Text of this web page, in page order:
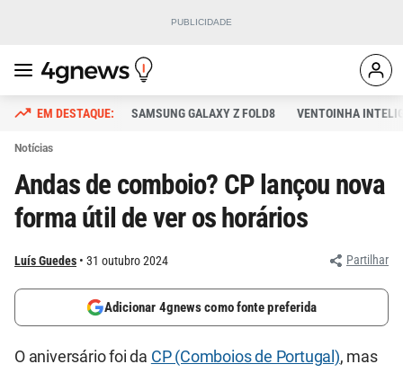
SAMSUNG GALAXY Z FOLD8 VENTOINHA
Notícias
Andas de comboio? CP lançou nova
forma útil de ver os horários
Luís Guedes 31 outubro 2024 Partilhar
Adicionar 4gnews como fonte preferida
O aniversário foi da CP (Comboios de Portugal), mas